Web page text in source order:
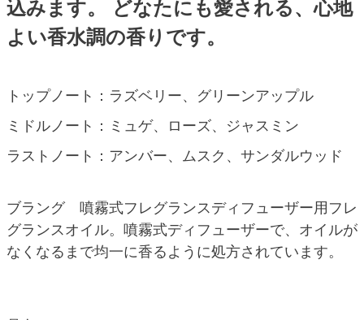
込みます。 どなたにも愛される、心地
よい香水調の香りです。
トップノート：ラズベリー、グリーンアップル
ミドルノート：ミュゲ、ローズ、ジャスミン
ラストノート：アンバー、ムスク、サンダルウッド
ブラング 噴霧式フレグランスディフューザー用フレ
グランスオイル。噴霧式ディフューザーで、オイルが
なくなるまで均一に香るように処方されています。